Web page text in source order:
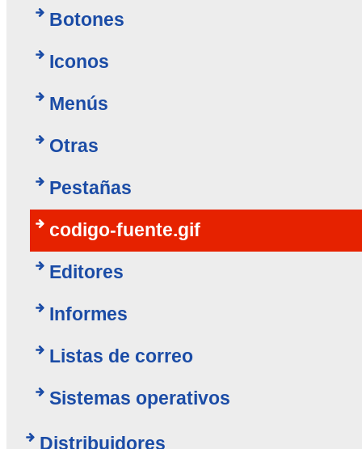
Botones
Iconos
Menús
Otras
Pestañas
codigo-fuente.gif
Editores
Informes
Listas de correo
Sistemas operativos
Distribuidores